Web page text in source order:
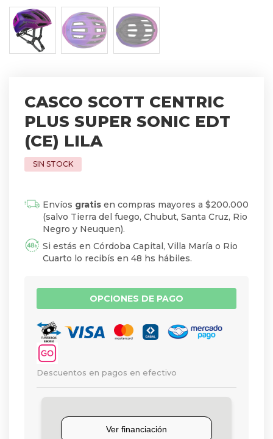
CASCO SCOTT CENTRIC
PLUS SUPER SONIC EDT
(CE) LILA
OPCIONES DE PAGO
Descuentos en pagos en efectivo
Envíos gratis en compras mayores a $200.000
(salvo Tierra del fuego, Chubut, Santa Cruz, Rio
Negro y Neuquen).
Si estás en Córdoba Capital, Villa María o Rio
Cuarto lo recibís en 48 hs hábiles.